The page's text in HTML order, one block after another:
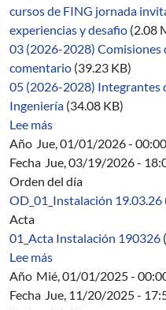
cursos de FING jornada
experiencias y desafio (2.08
03 (2026-2028) Comisiones
comentario (39.23 KB)
05 (2026-2028) Integrantes
Ingeniería (34.08 KB)
Lee mássobre 02/2026-2028
Año Jue, 01/01/2026 - 00:00
Fecha Jue, 03/19/2026 -
Orden del día
OD_01_Instalación 19.03.26
Acta
01_Acta Instalación 190326
Lee mássobre 01/2026-2028
Año Mié, 01/01/2025 -
Fecha Jue, 11/20/2025 -